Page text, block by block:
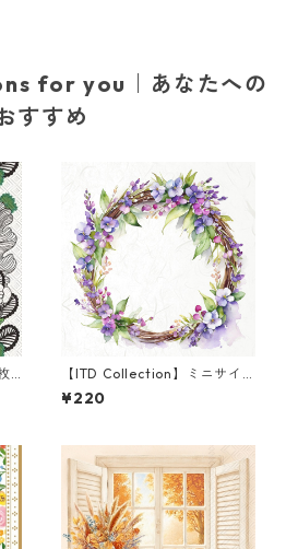
for you｜あなたへの
すすめ
【ITD Collection】ミニサイ
ズ ライスペーパー RSM1253
デコパージュ
¥220